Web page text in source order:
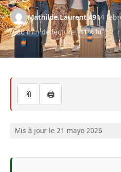
Mathilde.Laurent.4914
30 min de lecture 11 % lu
🔖 🖨️
Mis à jour le 21 mayo 2026